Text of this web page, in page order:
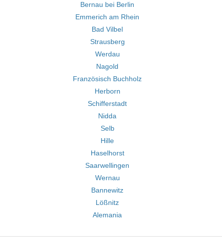
Bernau bei Berlin
Emmerich am Rhein
Bad Vilbel
Strausberg
Werdau
Nagold
Französisch Buchholz
Herborn
Schifferstadt
Nidda
Selb
Hille
Haselhorst
Saarwellingen
Wernau
Bannewitz
Lößnitz
Alemania